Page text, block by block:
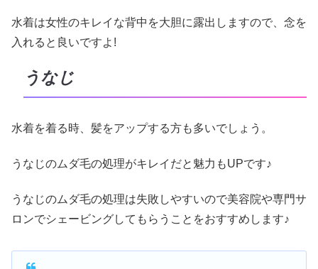
水着は女性のキレイな背中を大胆に露出しますので、念を
入れると良いですよ!
うなじ
水着を着る時、髪をアップする方も多いでしょう。
うなじのムダ毛の処理がキレイだと魅力もUPです♪
うなじのムダ毛の処理は失敗しやすいので美容院や専門サ
ロンでシェービングしてもらうことをおすすめします♪